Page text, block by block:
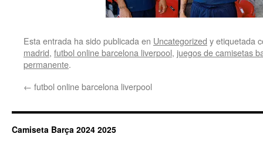
Esta entrada ha sido publicada en Uncategorized y etiquetada
madrid, futbol online barcelona liverpool, juegos de camisetas
permanente.
← futbol online barcelona liverpool
Camiseta Barça 2024 2025